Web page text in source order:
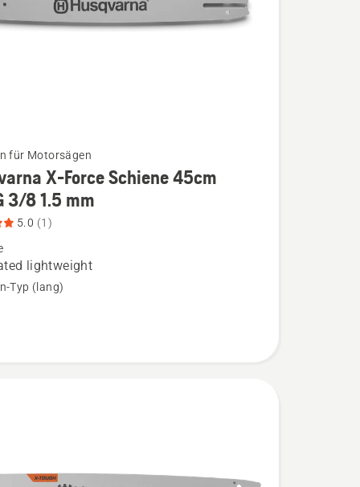
für Motorsägen
X-Force Schiene 45cm
3/8 1.5 mm
5.0 (1)
lightweight
Typ (lang)